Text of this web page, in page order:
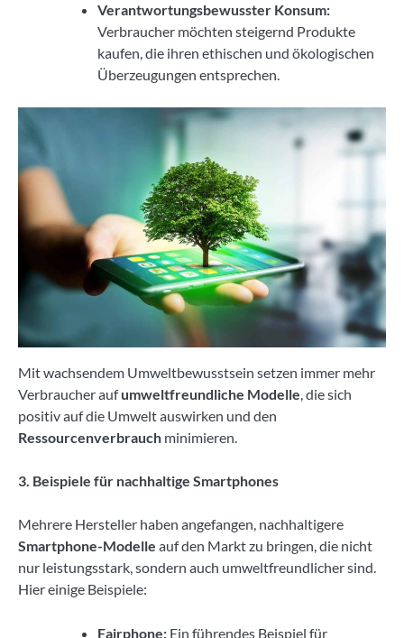
Verantwortungsbewusster Konsum:
Verbraucher möchten steigernd Produkte
kaufen, die ihren ethischen und ökologischen
Überzeugungen entsprechen.
Mit wachsendem Umweltbewusstsein setzen immer mehr
Verbraucher aufumweltfreundliche Modelle, die sich
positiv auf die Umwelt auswirken und den
Ressourcenverbrauch minimieren.
3. Beispiele für nachhaltige Smartphones
Mehrere Hersteller haben angefangen, nachhaltigere
Smartphone-Modelle auf den Markt zu bringen, die nicht
nur leistungsstark, sondern auch umweltfreundlicher sind.
Hier einige Beispiele:
Fairphone: Ein führendes Beispiel für